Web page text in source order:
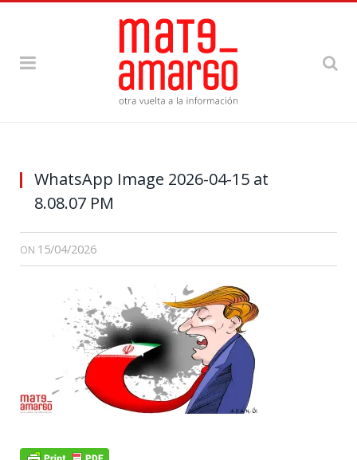
WhatsApp Image 2026-04-15 at
8.08.07 PM
ON 15/04/2026